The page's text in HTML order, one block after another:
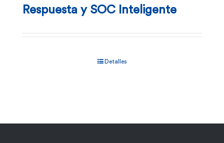
Respuesta y SOC Inteligente
Detalles